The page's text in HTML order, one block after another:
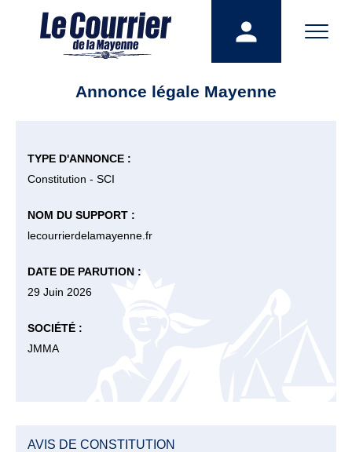
Annonce légale Mayenne
TYPE D'ANNONCE :
Constitution - SCI
NOM DU SUPPORT :
lecourrierdelamayenne.fr
DATE DE PARUTION :
29 Juin 2026
SOCIÉTÉ :
JMMA
AVIS DE CONSTITUTION